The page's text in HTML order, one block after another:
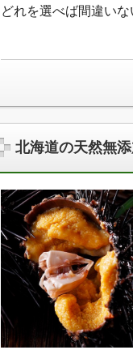
どれを選べば間違い
北海道の天然無